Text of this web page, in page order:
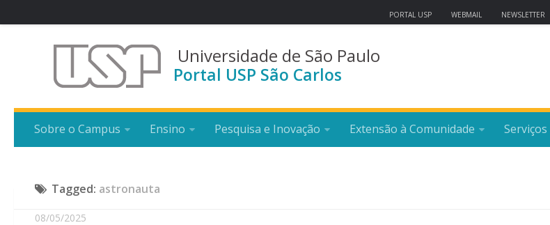
PORTAL USP WEBMAIL NEWSLETTER
Universidade de São Paulo
Portal USP São Carlos
Sobre o Campus Ensino Pesquisa e Inovação Extensão à Comunidade Serviços
Tagged: astronauta
08/05/2025